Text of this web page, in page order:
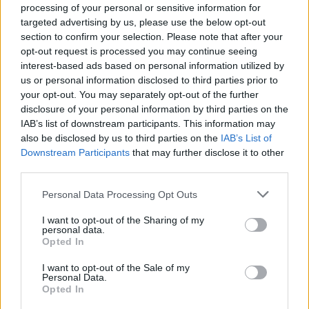
processing of your personal or sensitive information for
targeted advertising by us, please use the below opt-out
section to confirm your selection. Please note that after your
opt-out request is processed you may continue seeing
interest-based ads based on personal information utilized by
us or personal information disclosed to third parties prior to
your opt-out. You may separately opt-out of the further
disclosure of your personal information by third parties on the
IAB’s list of downstream participants. This information may
also be disclosed by us to third parties on the IAB’s List of
Downstream Participants that may further disclose it to other
Personal Data Processing Opt Outs
I want to opt-out of the Sharing of my
personal data.
Opted In
I want to opt-out of the Sale of my
Personal Data.
Opted In